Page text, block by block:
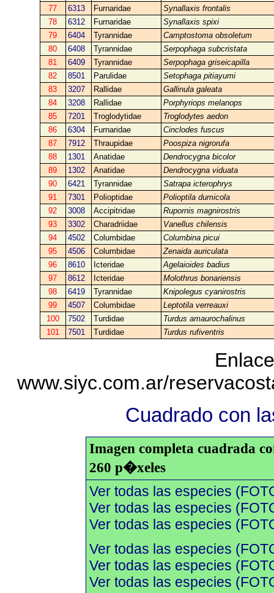
77
6313 Furnaridae
Synallaxis frontalis
78
6312 Furnaridae
Synallaxis spixi
79
6404 Tyrannidae
Camptostoma obsoletum
80
6408 Tyrannidae
Serpophaga subcristata
81
6409 Tyrannidae
Serpophaga griseicapilla
82
8501 Parulidae
Setophaga pitiayumi
83
3207 Rallidae
Gallinula galeata
84
3208 Rallidae
Porphyriops melanops
85
7201 Troglodytidae
Troglodytes aedon
86
6304 Furnaridae
Cinclodes fuscus
87
7912 Thraupidae
Poospiza nigrorufa
88
1301 Anatidae
Dendrocygna bicolor
89
1302 Anatidae
Dendrocygna viduata
90
6421 Tyrannidae
Satrapa icterophrys
91
7301 Polioptidae
Polioptila dumicola
92
3008 Accipitridae
Rupornis magnirostris
93
3302 Charadriidae
Vanellus chilensis
94
4502 Columbidae
Columbina picui
95
4506 Columbidae
Zenaida auriculata
96
8610 Icteridae
Agelaioides badius
97
8612 Icteridae
Molothrus bonariensis
98
6419 Tyrannidae
Knipolegus cyanirostris
99
4507 Columbidae
Leptotila verreauxi
100
7502 Turdidae
Turdus amaurochalinus
101
7501 Turdidae Turdus rufiventris
www.siyc.com.ar/
Cuadrado con
Imagen completa cuadrada
260 p�xeles
Ver todas las especies
Ver todas las especies
Ver todas las especies
Ver todas las especies
Ver todas las especies
Ver todas las especies